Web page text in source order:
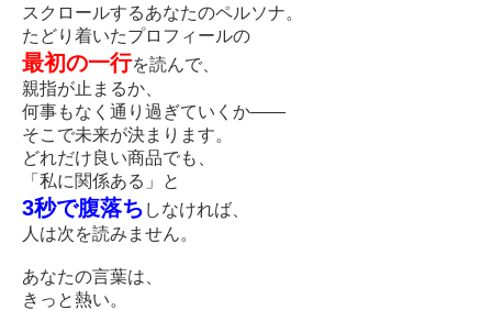
スクロールするあなたのペルソナ。
たどり着いたプロフィールの
最初の一行を読んで、
親指が止まるか、
何事もなく通り過ぎていくか——
そこで未来が決まります。
どれだけ良い商品でも、
「私に関係ある」と
3秒で腹落ち しなければ、
人は次を読みません。
あなたの言葉は、
きっと熱い。